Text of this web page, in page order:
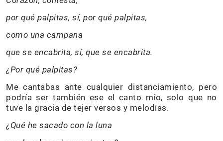
por qué palpitas, sí, por qué palpitas,
como una campana
que se encabrita, sí, que se encabrita.
¿Por qué palpitas?
Me cantabas ante cualquier distanciamiento, pero
podría ser también ese el canto mío, solo que no
tuve la gracia de tejer versos y melodías.
¿Qué he sacado con la luna